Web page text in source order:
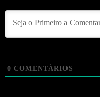
0 COMENTÁRIOS